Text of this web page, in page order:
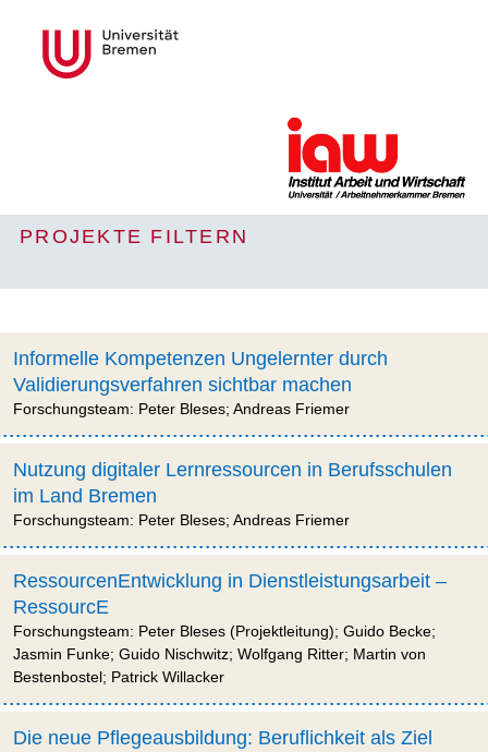
PROJEKTE FILTERN
Informelle Kompetenzen Ungelernter durch
Validierungsverfahren sichtbar machen
Forschungsteam: Peter Bleses; Andreas Friemer
Nutzung digitaler Lernressourcen in Berufsschulen
im Land Bremen
Forschungsteam: Peter Bleses; Andreas Friemer
RessourcenEntwicklung in Dienstleistungsarbeit –
RessourcE
Forschungsteam: Peter Bleses (Projektleitung); Guido Becke;
Jasmin Funke; Guido Nischwitz; Wolfgang Ritter; Martin von
Bestenbostel; Patrick Willacker
Die neue Pflegeausbildung: Beruflichkeit als Ziel